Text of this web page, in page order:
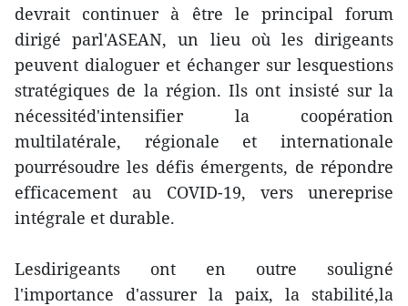
devrait continuer à être le principal forum
dirigé parl'ASEAN, un lieu où les dirigeants
peuvent dialoguer et échanger sur lesquestions
stratégiques de la région. Ils ont insisté sur la
nécessitéd'intensifier la coopération
multilatérale, régionale et internationale
pourrésoudre les défis émergents, de répondre
efficacement au COVID-19, vers unereprise
intégrale et durable.
Lesdirigeants ont en outre souligné
l'importance d'assurer la paix, la stabilité,la